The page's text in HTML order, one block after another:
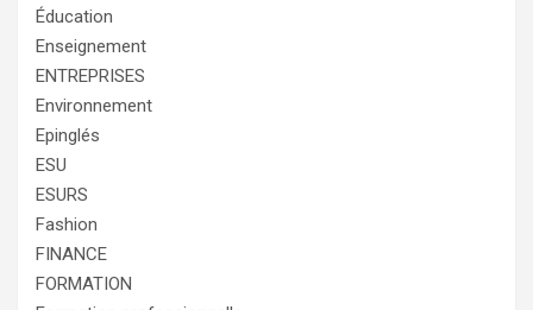
Éducation
Enseignement
ENTREPRISES
Environnement
Epinglés
ESU
ESURS
Fashion
FINANCE
FORMATION